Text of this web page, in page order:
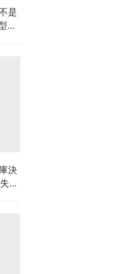
是
決